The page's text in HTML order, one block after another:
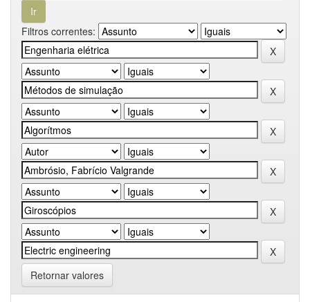
Filtros correntes:
Retornar valores